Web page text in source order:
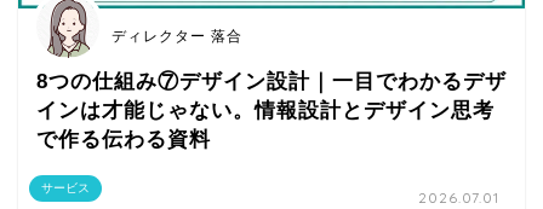
サービス
ディレクター 落合
8つの仕組み⑦デザイン設計｜一目でわかるデザ
インは才能じゃない。情報設計とデザイン思考
で作る伝わる資料
2026.07.01